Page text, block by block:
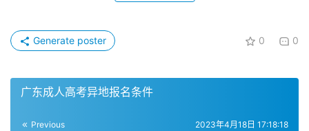
工作繁忙、时间紧迫的在职考生可以选择函授站报名，以避
免错过成考的重要节点，从而提高报名成功率。
接受函授站提供的便利服务
函授站提供各项便利服务，包括学习过程中的问题咨询、考
0 0
Generate poster
广东成人高考异地报名条件
Previous 2023年4月18日 17:18:18